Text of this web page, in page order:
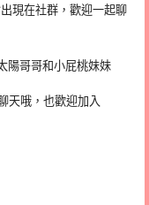
現在社群，歡迎一起聊
陽哥哥和小屁桃妹妹
天哦，也歡迎加入